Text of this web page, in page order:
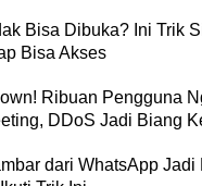
Bisa Dibuka? Ini Trik
Bisa Akses
Ribuan Pengguna
DDoS Jadi Biang
dari WhatsApp Jadi